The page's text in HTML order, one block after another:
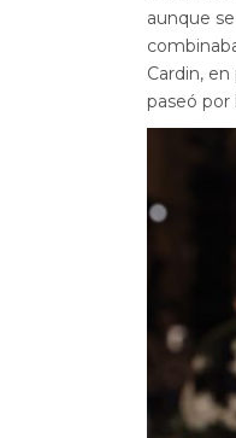
aunque
Cardin,
paseó por